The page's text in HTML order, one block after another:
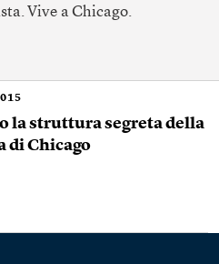
Vive a Chicago.
la struttura segreta della
di Chicago